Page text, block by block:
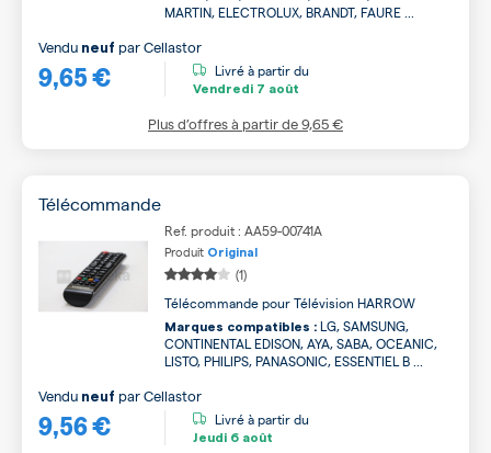
MARTIN, ELECTROLUX, BRANDT, FAURE ...
9,65 €
Vendu neuf parCellastor
Livré à partir du
Vendredi 7 août
Plus d’offres à partir de9,65 €
Télécommande
Ref. produit : AA59-00741A
Produit Original
(1)
Télécommande pour Télévision HARROW
Marques compatibles : LG, SAMSUNG,
CONTINENTAL EDISON, AYA, SABA, OCEANIC,
LISTO, PHILIPS, PANASONIC, ESSENTIEL B ...
9,56 €
Vendu neuf parCellastor
Livré à partir du
Jeudi 6 août